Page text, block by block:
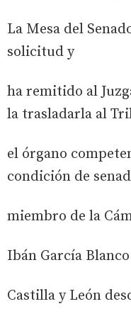
La Mesa del
solicitud y
ha remitido al
la trasladarla al
el órgano
condición de
miembro de la
Ibán García
Castilla y León